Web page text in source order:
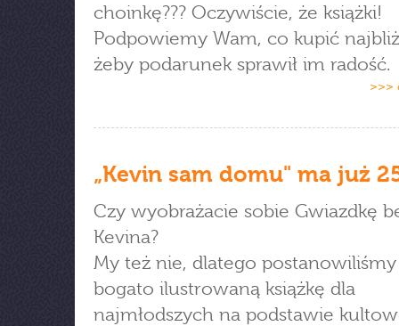
choinkę??? Oczywiście, że książki!
Podpowiemy Wam, co kupić
żeby podarunek sprawił im radość.
>>>
„Kevin sam domu" ma już
Czy wyobrażacie sobie Gwiazdkę
Kevina?
My też nie, dlatego
bogato ilustrowaną książkę dla
najmłodszych na podstawie